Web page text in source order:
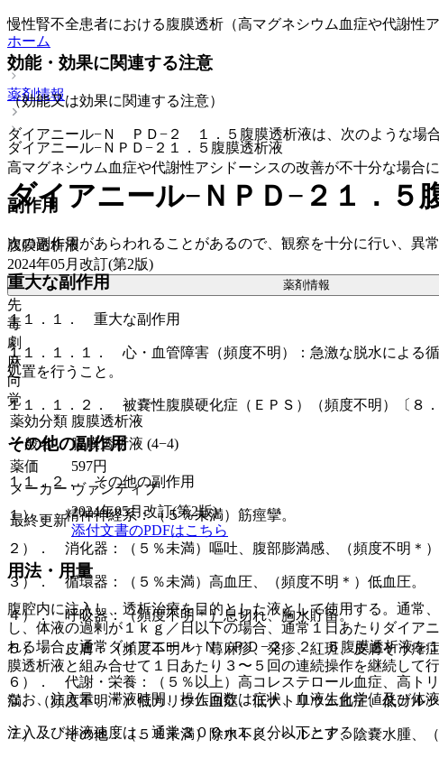
慢性腎不全患者における腹膜透析（高マグネシウム血症や代謝性
効能・効果に関連する注意
（効能又は効果に関連する注意）
ダイアニール−Ｎ ＰＤ−２ １．５腹膜透析液は、次のような場合
高マグネシウム血症や代謝性アシドーシスの改善が不十分な場合に
副作用
次の副作用があらわれることがあるので、観察を十分に行い、異
重大な副作用
１１．１． 重大な副作用
１１．１．１． 心・血管障害（頻度不明）：急激な脱水による
処置を行うこと。
１１．１．２． 被嚢性腹膜硬化症（ＥＰＳ）（頻度不明）〔８．
その他の副作用
１１．２． その他の副作用
１）． 精神神経系：（５％未満）筋痙攣。
２）． 消化器：（５％未満）嘔吐、腹部膨満感、（頻度不明＊
３）． 循環器：（５％未満）高血圧、（頻度不明＊）低血圧。
４）． 呼吸器：（頻度不明＊）息切れ、胸水貯留。
５）． 皮膚：（頻度不明＊）蕁麻疹、発疹、紅斑、皮膚そう痒
６）． 代謝・栄養：（５％以上）高コレステロール血症、高ト
満、（頻度不明＊）低カリウム血症、低ナトリウム血症、低カル
７）． その他：（５％未満）除水不良、ヘルニア、陰嚢水腫、
ホーム
薬剤情報
ダイアニール−ＮＰＤ−２１．５腹膜透析液
ダイアニール−ＮＰＤ−２１．５
腹膜透析液
2024年05月改訂(第2版)
薬剤情報
先
毒
劇
麻
向
覚
薬効分類 腹膜透析液
一般名
腹膜透析液 (4−4)
薬価
597円
メーカー ヴァンティブ
最終更新
2024年05月改訂(第2版)
添付文書のPDFはこちら
用法・用量
腹腔内に注入し、透析治療を目的とした液として使用する。通常
し、体液の過剰が１ｋｇ／日以下の場合、通常１日あたりダイ
れる場合、通常ダイアニール−Ｎ ＰＤ−２ ２．５腹膜透析液を
膜透析液と組み合せて１日あたり３〜５回の連続操作を継続して行
なお、注入量、滞液時間、操作回数は症状、血液生化学値及び体
注入及び排液速度は、通常３００ｍＬ／分以下とする。